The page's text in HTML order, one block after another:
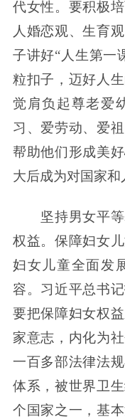
代女性。要积极
人婚恋观、生育
子讲好“人生第一
粒扣子，迈好人
觉肩负起尊老爱
习、爱劳动、爱
帮助他们形成美
大后成为对国家和
坚持男女平等
权益。保障妇女
妇女儿童全面发
容。习近平总书
要把保障妇女权
家意志，内化为
一百多部法律法
体系，被世界卫
个国家之一，基